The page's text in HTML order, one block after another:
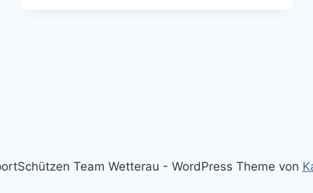
Team Wetterau - WordPress Theme von